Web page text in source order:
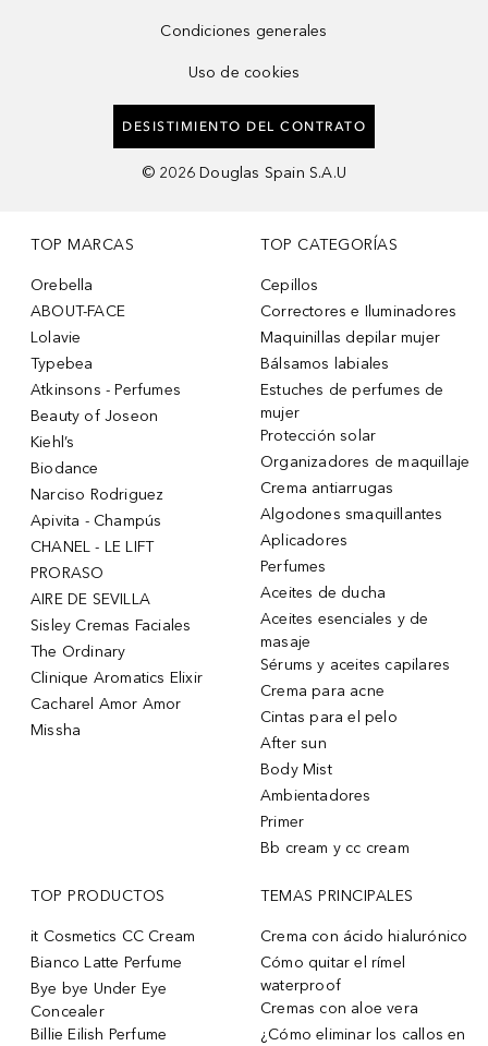
Condiciones generales
Uso de cookies
DESISTIMIENTO DEL CONTRATO
© 2026 Douglas Spain S.A.U
TOP MARCAS
Orebella
ABOUT-FACE
Lolavie
Typebea
Atkinsons - Perfumes
Beauty of Joseon
Kiehl’s
Biodance
Narciso Rodriguez
Apivita - Champús
CHANEL - LE LIFT
PRORASO
AIRE DE SEVILLA
Sisley Cremas Faciales
The Ordinary
Clinique Aromatics Elixir
Cacharel Amor Amor
Missha
TOP CATEGORÍAS
Cepillos
Correctores e Iluminadores
Maquinillas depilar mujer
Bálsamos labiales
Estuches de perfumes de
mujer
Protección solar
Organizadores de maquillaje
Crema antiarrugas
Algodones smaquillantes
Aplicadores
Perfumes
Aceites de ducha
Aceites esenciales y de
masaje
Sérums y aceites capilares
Crema para acne
Cintas para el pelo
After sun
Body Mist
Ambientadores
Primer
Bb cream y cc cream
TOP PRODUCTOS
it Cosmetics CC Cream
Bianco Latte Perfume
Bye bye Under Eye
Concealer
Billie Eilish Perfume
TEMAS PRINCIPALES
Crema con ácido hialurónico
Cómo quitar el rímel
waterproof
Cremas con aloe vera
¿Cómo eliminar los callos en